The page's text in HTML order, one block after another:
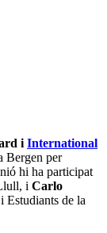
i International
Bergen per
hi ha participat
i Carlo
Estudiants de la